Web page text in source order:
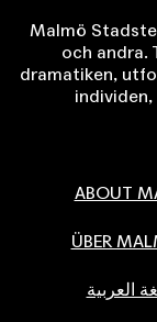
Malmö
och andra.
dramatiken,
ABOUT
ÜBER